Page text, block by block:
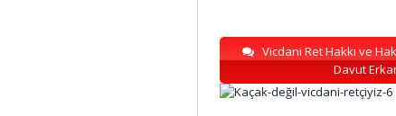
Vicdani Ret Hakkı ve
Davut